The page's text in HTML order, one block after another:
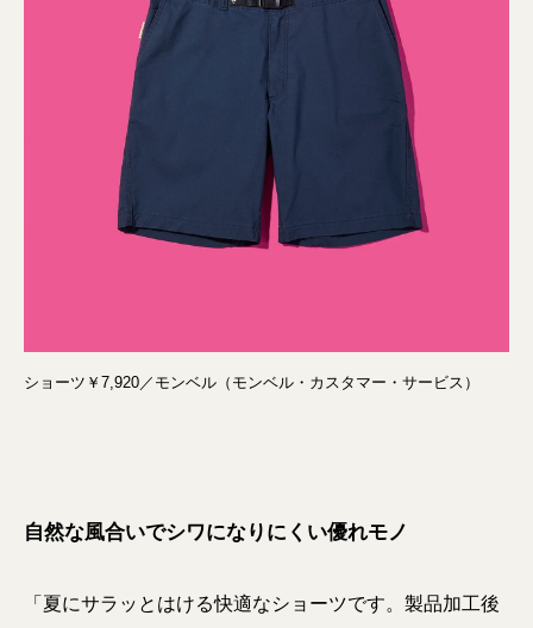
ショーツ￥7,920／モンベル（モンベル・カスタマー・サービス）
自然な風合いでシワになりにくい優れモノ
「夏にサラッとはける快適なショーツです。製品加工後